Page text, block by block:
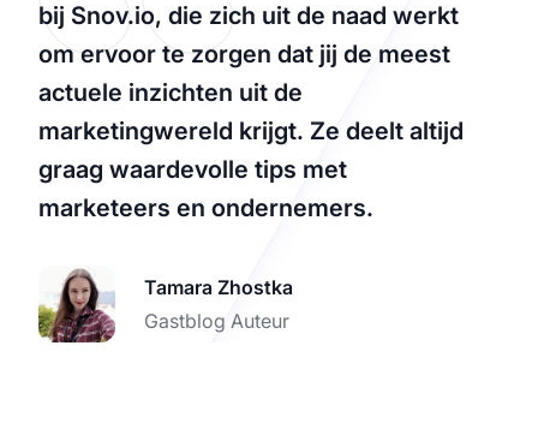
bij Snov.io, die zich uit de naad werkt
om ervoor te zorgen dat jij de meest
actuele inzichten uit de
marketingwereld krijgt. Ze deelt altijd
graag waardevolle tips met
marketeers en ondernemers.
Tamara Zhostka
Gastblog Auteur